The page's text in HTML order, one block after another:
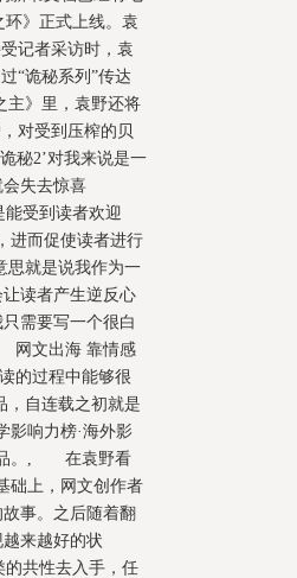
》正式上线。袁
记者采访时，袁
“诡秘系列”传达
》里，袁野还将
对受到压榨的贝
秘2’对我来说是一
失去惊喜
受到读者欢迎
进而促使读者进行
就是说我作为一
读者产生逆反心
需要写一个很白
网文出海 靠情感
的过程中能够很
，自连载之初就是
影响力榜·海外影
品。, 在袁野看
础上，网文创作者
事。之后随着翻
来越好的状
共性去入手，任